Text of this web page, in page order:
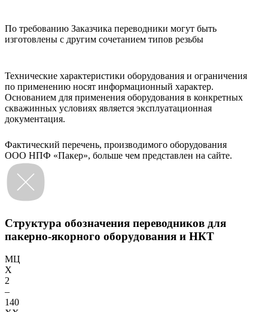
По требованию Заказчика переводники могут быть
изготовлены с другим сочетанием типов резьбы
Технические характеристики оборудования и ограничения
по применению носят информационный характер.
Основанием для применения оборудования в конкретных
скважинных условиях является эксплуатационная
документация.
Фактический перечень, производимого оборудования
ООО НПФ «Пакер», больше чем представлен на сайте.
Структура обозначения переводников для
пакерно-якорного оборудования и НКТ
МЦ
X
2
–
140